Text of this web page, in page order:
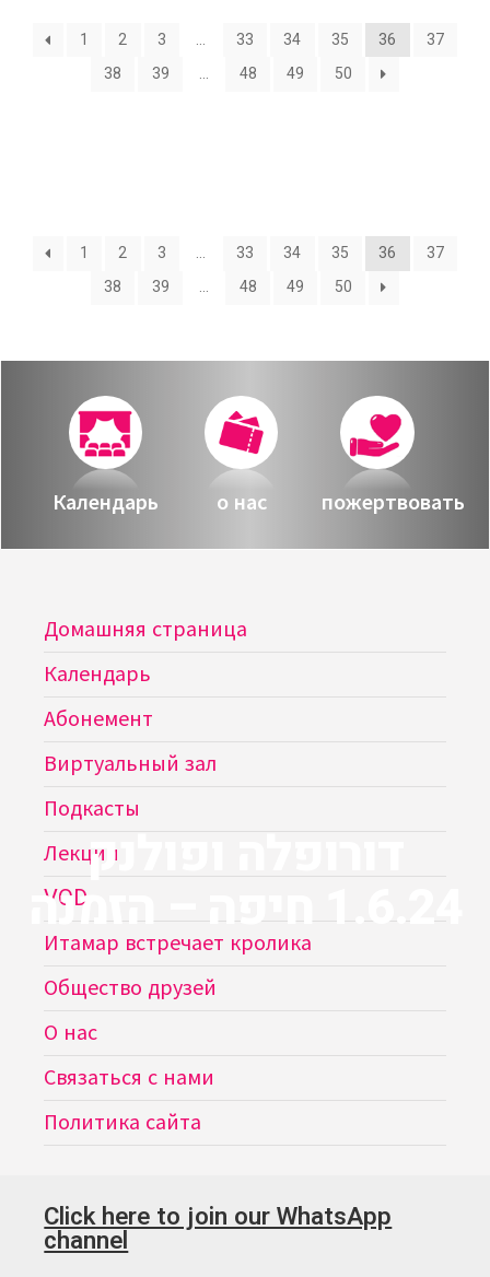
Календарь
Политика сайта
דורופלה ופולנק
1.6.24 חיפה – הזמנה
1 2 3 … 33 34 35 36
37
38
39 … 48 49 50
1 2 3 … 33 34 35 36
37
38
39 … 48 49 50
Календарь о нас пожертвовать
Домашняя страница
Календарь
Абонемент
Виртуальный зал
Подкасты
Лекции
VOD
Итамар встречает кролика
Общество друзей
О нас
Связаться с нами
Политика сайта
Click here to join our WhatsApp
channel